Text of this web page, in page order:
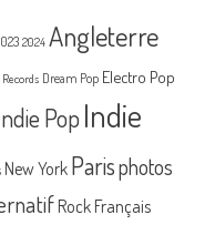
2024 Angleterre
Dream Pop Electro Pop
PopIndie
New York Parisphotos
Rock Français